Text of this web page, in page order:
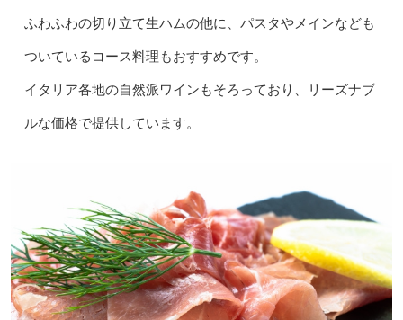
ふわふわの切り立て生ハムの他に、パスタやメインなども
ついているコース料理もおすすめです。
イタリア各地の自然派ワインもそろっており、リーズナブ
ルな価格で提供しています。